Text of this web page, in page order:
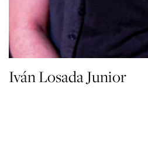
Iván Losada Junior